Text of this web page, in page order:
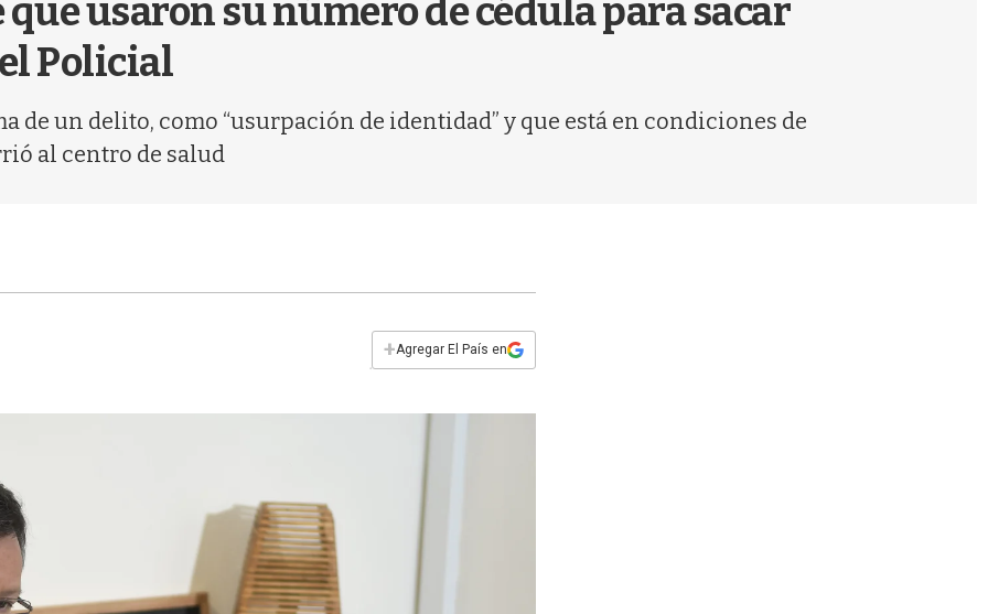
usaron su número de cédula para sacar
Policial
de un delito, como “usurpación de identidad” y que está en condiciones de
al centro de salud
+Agregar El País en